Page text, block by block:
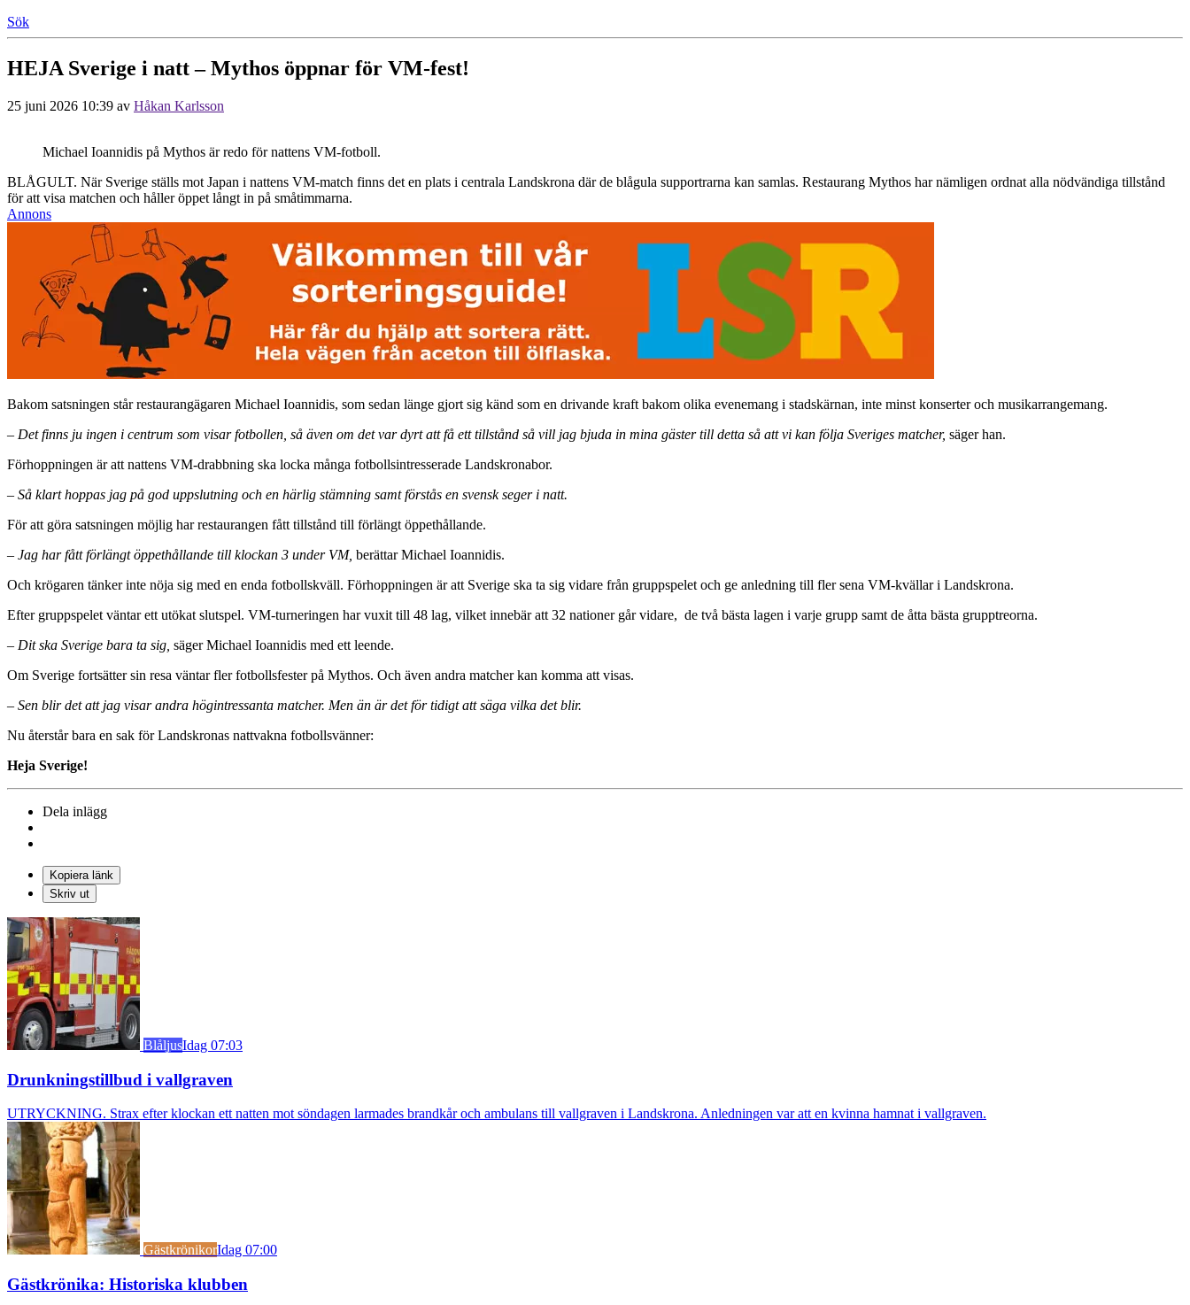
Sök
HEJA Sverige i natt – Mythos öppnar för VM-fest!
25 juni 2026 10:39 av Håkan Karlsson
Michael Ioannidis på Mythos är redo för nattens VM-fotboll.
BLÅGULT. När Sverige ställs mot Japan i nattens VM-match finns det en plats i centrala Landskrona där de blågula supportrarna kan samlas. Restaurang Mythos har nämligen ordnat alla nödvändiga tillstånd
för att visa matchen och håller öppet långt in på småtimmarna.
Annons
Bakom satsningen står restaurangägaren Michael Ioannidis, som sedan länge gjort sig känd som en drivande kraft bakom olika evenemang i stadskärnan, inte minst konserter och musikarrangemang.
– Det finns ju ingen i centrum som visar fotbollen, så även om det var dyrt att få ett tillstånd så vill jag bjuda in mina gäster till detta så att vi kan följa Sveriges matcher, säger han.
Förhoppningen är att nattens VM-drabbning ska locka många fotbollsintresserade Landskronabor.
– Så klart hoppas jag på god uppslutning och en härlig stämning samt förstås en svensk seger i natt.
För att göra satsningen möjlig har restaurangen fått tillstånd till förlängt öppethållande.
– Jag har fått förlängt öppethållande till klockan 3 under VM, berättar Michael Ioannidis.
Och krögaren tänker inte nöja sig med en enda fotbollskväll. Förhoppningen är att Sverige ska ta sig vidare från gruppspelet och ge anledning till fler sena VM-kvällar i Landskrona.
Efter gruppspelet väntar ett utökat slutspel. VM-turneringen har vuxit till 48 lag, vilket innebär att 32 nationer går vidare, de två bästa lagen i varje grupp samt de åtta bästa grupptreorna.
– Dit ska Sverige bara ta sig, säger Michael Ioannidis med ett leende.
Om Sverige fortsätter sin resa väntar fler fotbollsfester på Mythos. Och även andra matcher kan komma att visas.
– Sen blir det att jag visar andra högintressanta matcher. Men än är det för tidigt att säga vilka det blir.
Nu återstår bara en sak för Landskronas nattvakna fotbollsvänner:
Heja Sverige!
Dela inlägg
Kopiera länk
Skriv ut
BlåljusIdag 07:03
Drunkningstillbud i vallgraven
UTRYCKNING. Strax efter klockan ett natten mot söndagen larmades brandkår och ambulans till vallgraven i Landskrona. Anledningen var att en kvinna hamnat i vallgraven.
GästkrönikorIdag 07:00
Gästkrönika: Historiska klubben